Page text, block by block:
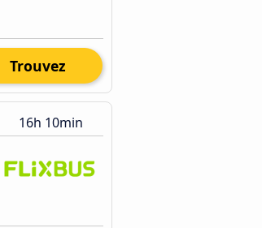
Trouvez
16h 10min